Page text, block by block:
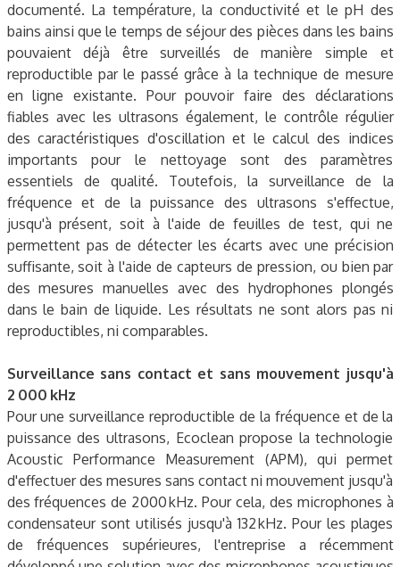
documenté. La température, la conductivité et le pH des
bains ainsi que le temps de séjour des pièces dans les bains
pouvaient déjà être surveillés de manière simple et
reproductible par le passé grâce à la technique de mesure
en ligne existante. Pour pouvoir faire des déclarations
fiables avec les ultrasons également, le contrôle régulier
des caractéristiques d'oscillation et le calcul des indices
importants pour le nettoyage sont des paramètres
essentiels de qualité. Toutefois, la surveillance de la
fréquence et de la puissance des ultrasons s'effectue,
jusqu'à présent, soit à l'aide de feuilles de test, qui ne
permettent pas de détecter les écarts avec une précision
suffisante, soit à l'aide de capteurs de pression, ou bien par
des mesures manuelles avec des hydrophones plongés
dans le bain de liquide. Les résultats ne sont alors pas ni
reproductibles, ni comparables.
Surveillance sans contact et sans mouvement jusqu'à
2 000 kHz
Pour une surveillance reproductible de la fréquence et de la
puissance des ultrasons, Ecoclean propose la technologie
Acoustic Performance Measurement (APM), qui permet
d'effectuer des mesures sans contact ni mouvement jusqu'à
des fréquences de 2 000 kHz. Pour cela, des microphones à
condensateur sont utilisés jusqu'à 132 kHz. Pour les plages
de fréquences supérieures, l'entreprise a récemment